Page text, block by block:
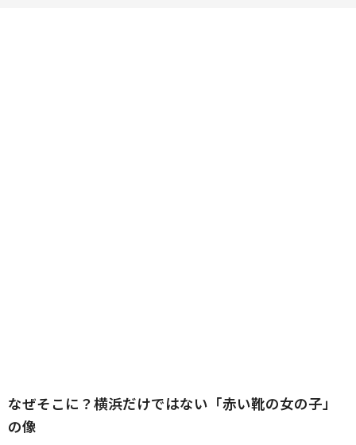
なぜそこに？横浜だけではない「赤い靴の女の子」
の像